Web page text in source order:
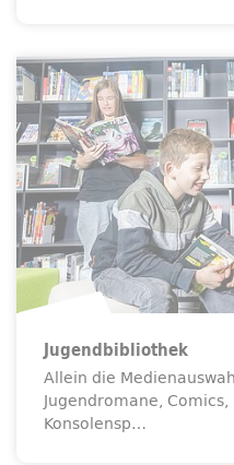
Jugendbibliothek
Allein die
Jugendromane,
Konsolensp…